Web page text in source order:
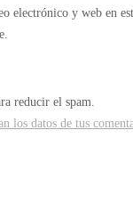
electrónico y web en
reducir el spam.
los datos de tus